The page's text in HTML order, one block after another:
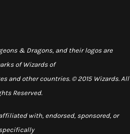
& Dragons, and their logos are
of Wizards of
and other countries. © 2015 Wizards. All
Reserved.
with, endorsed, sponsored, or